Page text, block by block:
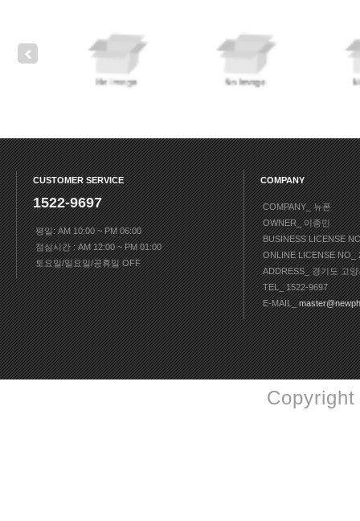
CUSTOMER SERVICE
1522-9697
평일: AM 10:00 ~ PM 06:00
점심시간 : AM 12:00 ~ PM 01:00
토요일/일요일/공휴일 OFF
COMPANY
COMPANY_ 뉴폰
OWNER_ 이종민
BUSINESS LICENSE
ONLINE LICENSE NO_
ADDRESS_ 경기도 고
TEL_ 1522-9697
E-MAIL_